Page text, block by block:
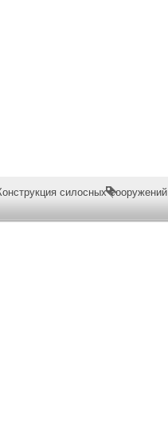
силосных сооружений